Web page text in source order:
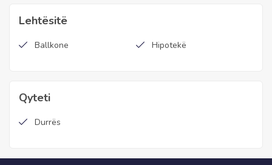
Lehtësitë
Ballkone Hipotekë
Qyteti
Durrës